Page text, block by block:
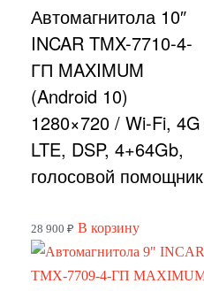
Автомагнитола 10″
INCAR TMX-7710-4-
ГП MAXIMUM
(Android 10)
1280×720 / Wi-Fi, 4G
LTE, DSP, 4+64Gb,
голосовой помощник
28 900 ₽ В корзину